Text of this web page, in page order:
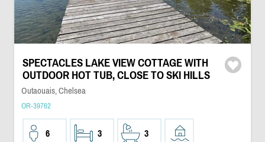
SPECTACLES LAKE VIEW COTTAGE WITH
OUTDOOR HOT TUB, CLOSE TO SKI HILLS
Outaouais, Chelsea
OR-39762
6 3 3